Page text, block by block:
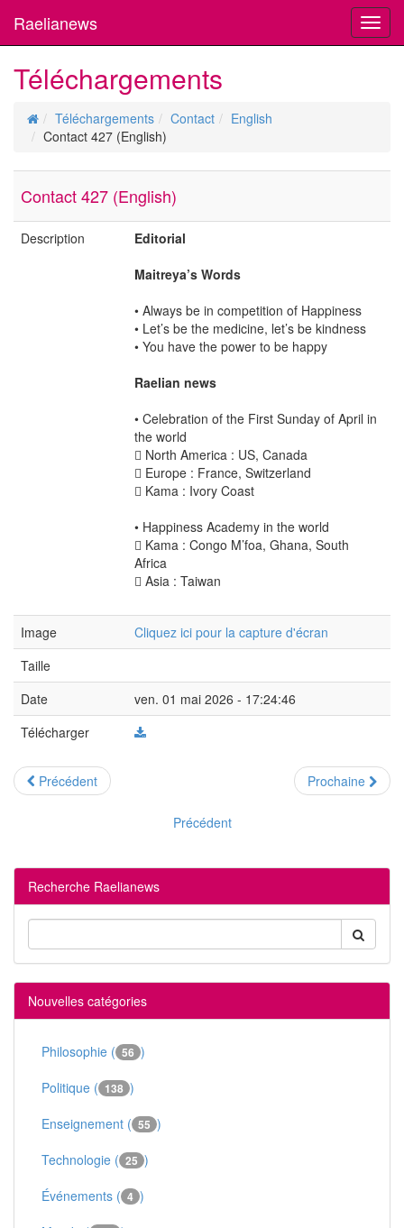
Raelianews
Téléchargements
Téléchargements Contact
English
Contact 427 (English)
Contact 427 (English)
Description
Editorial
Maitreya’s Words
• Always be in competition of Happiness
• Let’s be the medicine, let’s be kindness
• You have the power to be happy
Raelian news
• Celebration of the First Sunday of April in
the world
 North America : US, Canada
 Europe : France, Switzerland
 Kama : Ivory Coast
• Happiness Academy in the world
 Kama : Congo M’foa, Ghana, South
Africa
 Asia : Taiwan
Image
Cliquez ici pour la capture d'écran
Taille
Date
ven. 01 mai 2026 - 17:24:46
Télécharger
Précédent Prochaine
Précédent
Recherche Raelianews
Nouvelles catégories
Philosophie ( 56 )
Politique ( 138 )
Enseignement ( 55 )
Technologie ( 25 )
Événements ( 4 )